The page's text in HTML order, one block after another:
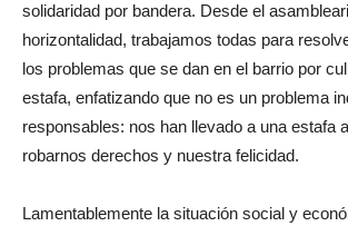
solidaridad por bandera. Desde el
horizontalidad, trabajamos todas para
los problemas que se dan en el barrio por
estafa, enfatizando que no es un problema
responsables: nos han llevado a una estafa
robarnos derechos y nuestra felicidad.
Lamentablemente la situación social y